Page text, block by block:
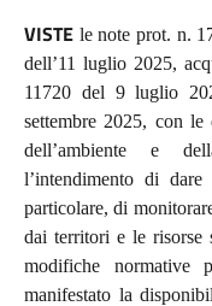
VISTE le note prot. n.
dell’11 luglio 2025,
11720 del 9 luglio
settembre 2025, con
dell’ambiente e
l’intendimento di
particolare, di
dai territori e le risorse
modifiche normative
manifestato la